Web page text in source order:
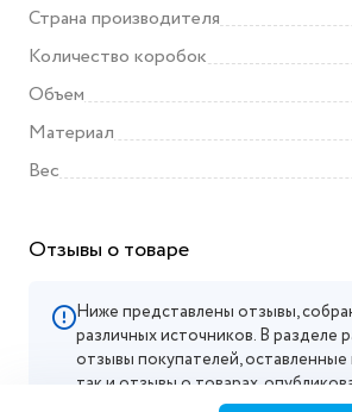
Страна производителя
Количество коробок
Объем
Материал
Вес
Отзывы о товаре
Ниже представлены отзывы,
различных источников. В разделе
отзывы покупателей, оставленные
так и отзывы о товарах,
маркетплейсах, где мы